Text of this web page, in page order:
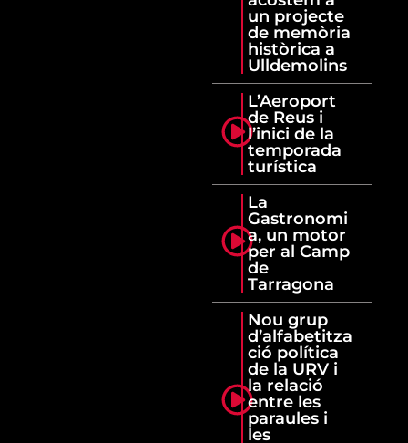
un projecte
de memòria
històrica a
Ulldemolins
L’Aeroport
de Reus i
l’inici de la
temporada
turística
La
Gastronomi
a, un motor
per al Camp
de
Tarragona
Nou grup
d’alfabetitza
ció política
de la URV i
la relació
entre les
paraules i
les